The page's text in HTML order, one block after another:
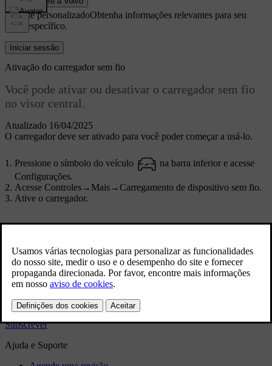
Suporte personalizadoObtenha informações relevantes para seu
carro específico.
Iniciar sessão
Atualizado 16/04/2025
Ativação do carregador sem fio
Você pode ativar ou desativar o carregador sem fio
no visor central.
O carregador deve ser ativado para você poder começar a usá-lo.
Pressione o símbolo do veículo
na barra inferior e acesse
Configurações.
Acesse Controles→ Mais→Carregamento de dispositivo sem fio.
Ative o carregador.
Isso ajudou?
Sim Não